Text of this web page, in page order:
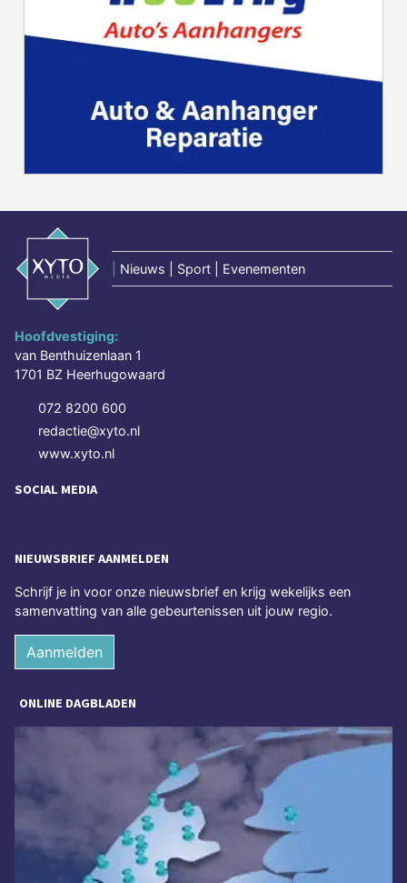
Nieuws | Sport | Evenementen
Hoofdvestiging:
van Benthuizenlaan 1
1701 BZ Heerhugowaard
072 8200 600
redactie@xyto.nl
www.xyto.nl
SOCIAL MEDIA
NIEUWSBRIEF AANMELDEN
Schrijf je in voor onze nieuwsbrief en krijg wekelijks een
samenvatting van alle gebeurtenissen uit jouw regio.
Aanmelden
ONLINE DAGBLADEN